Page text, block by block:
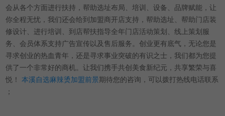
会从各个方面进行扶持，帮助选址布局、培训、设备、品牌赋能，让
你全程无忧，我们还会给到加盟商开店支持，帮助选址、帮助门店装
修设计、进行培训、到店帮扶指导全年门店活动策划、线上策划服
务、会员体系支持广告宣传以及售后服务。创业更有底气，无论您是
寻求创业的热血青年，还是寻求事业突破的有识之士，我们都为您提
供了一个非常好的商机。让我们携手共创美食新纪元，共享繁荣与喜
悦！本溪自选麻辣烫加盟前景期待您的咨询，可以拨打热线电话联系
；